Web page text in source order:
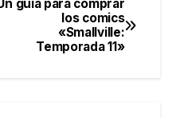
guía para comprar
los comics
«Smallville:
Temporada 11»